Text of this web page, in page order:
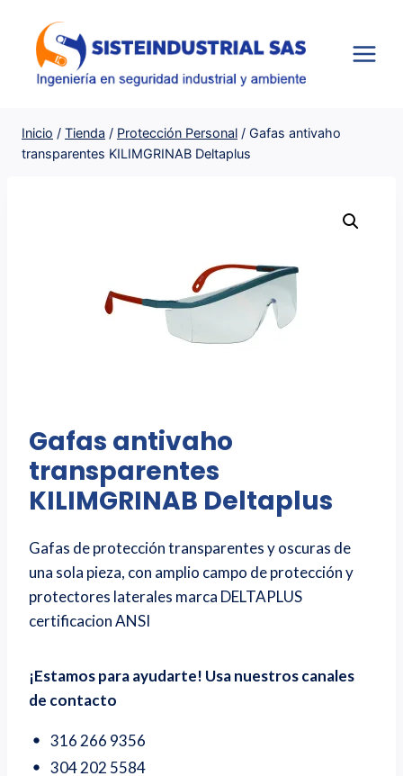
contenido
Inicio / Tienda / Protección Personal / Gafas antivaho
transparentes KILIMGRINAB Deltaplus
Gafas antivaho
transparentes
KILIMGRINAB Deltaplus
Gafas de protección transparentes y oscuras de
una sola pieza, con amplio campo de protección y
protectores laterales marca DELTAPLUS
certificacion ANSI
¡Estamos para ayudarte! Usa nuestros canales
de contacto
316 266 9356
304 202 5584